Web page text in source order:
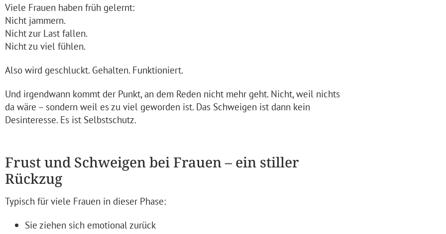
Viele Frauen haben früh gelernt:
Nicht jammern.
Nicht zur Last fallen.
Nicht zu viel fühlen.
Also wird geschluckt. Gehalten. Funktioniert.
Und irgendwann kommt der Punkt, an dem Reden nicht mehr geht. Nicht, weil nichts
da wäre – sondern weil es zu viel geworden ist. Das Schweigen ist dann kein
Desinteresse. Es ist Selbstschutz.
Frust und Schweigen bei Frauen – ein stiller
Rückzug
Typisch für viele Frauen in dieser Phase:
Sie ziehen sich emotional zurück